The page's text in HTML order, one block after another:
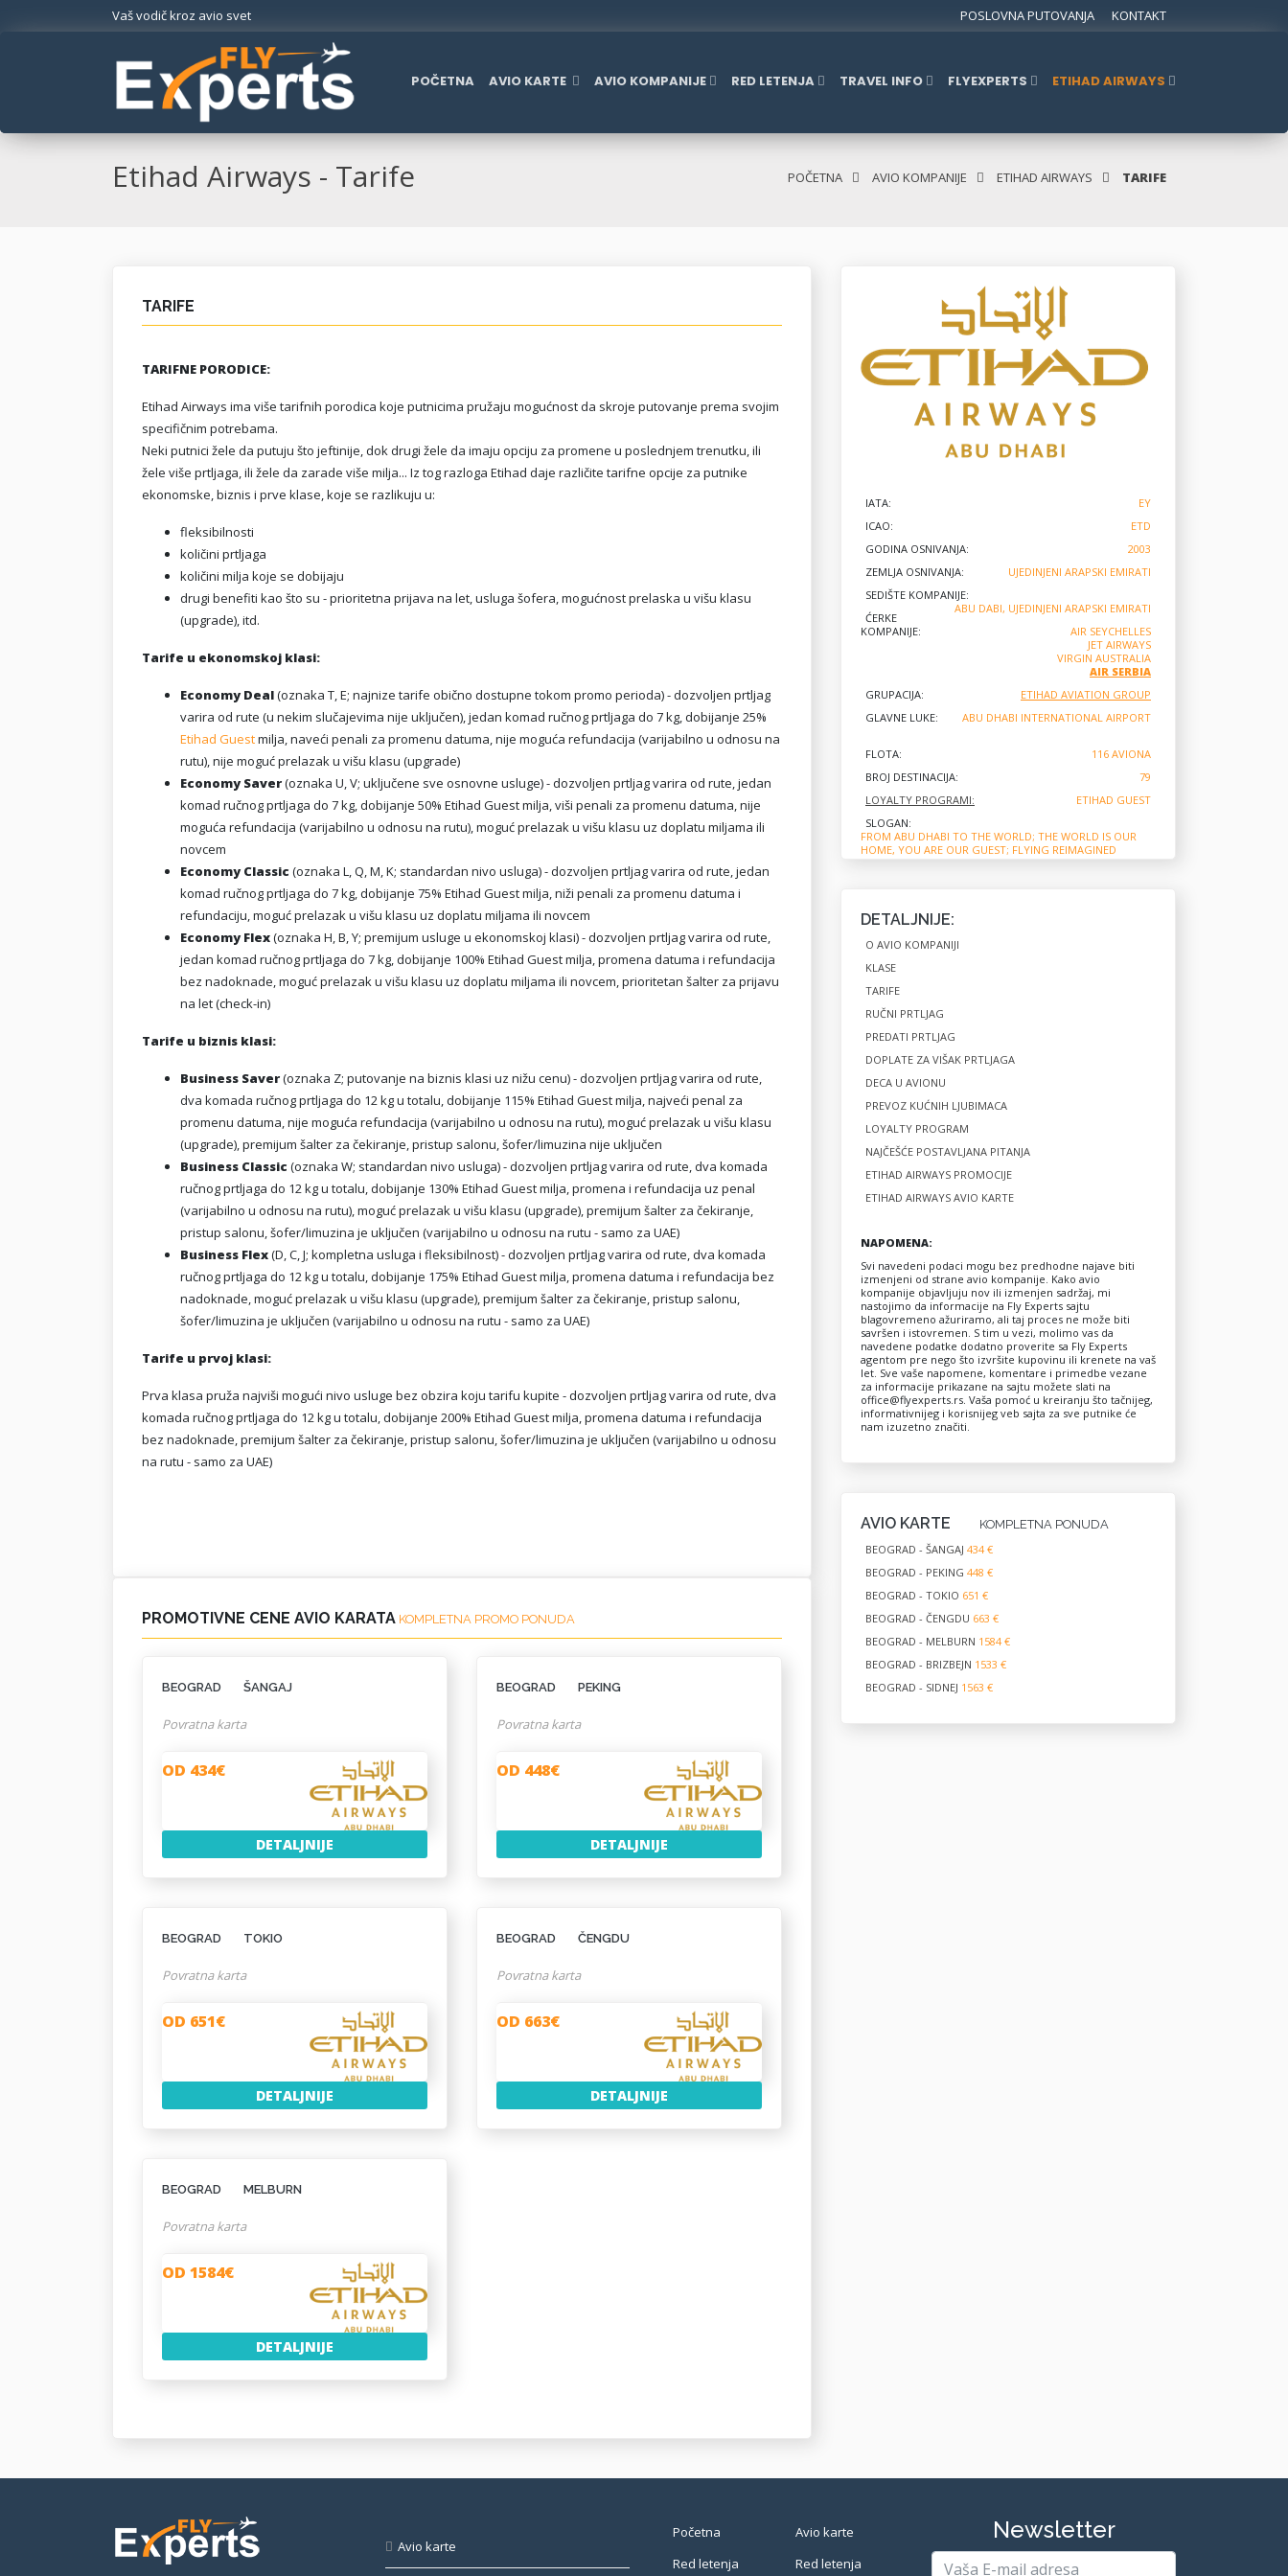
Vaš vodič kroz avio svet POSLOVNA PUTOVANJA KONTAKT
POČETNA AVIO KARTE AVIO KOMPANIJE RED LETENJA TRAVEL INFO FLYEXPERTS ETIHAD AIRWAYS
Etihad Airways - Tarife POČETNA AVIO KOMPANIJE ETIHAD AIRWAYS TARIFE
TARIFE
TARIFNE PORODICE:
Etihad Airways ima više tarifnih porodica koje putnicima pružaju mogućnost da skroje putovanje prema svojim
specifičnim potrebama.
Neki putnici žele da putuju što jeftinije, dok drugi žele da imaju opciju za promene u poslednjem trenutku, ili
žele više prtljaga, ili žele da zarade više milja... Iz tog razloga Etihad daje različite tarifne opcije za putnike
ekonomske, biznis i prve klase, koje se razlikuju u:
fleksibilnosti
količini prtljaga
količini milja koje se dobijaju
drugi benefiti kao što su - prioritetna prijava na let, usluga šofera, mogućnost prelaska u višu klasu
(upgrade), itd.
Tarife u ekonomskoj klasi:
Economy Deal(oznaka T, E; najnize tarife obično dostupne tokom promo perioda) - dozvoljen prtljag
varira od rute (u nekim slučajevima nije uključen), jedan komad ručnog prtljaga do 7 kg, dobijanje 25%
Etihad Guestmilja, naveći penali za promenu datuma, nije moguća refundacija (varijabilno u odnosu na
rutu), nije moguć prelazak u višu klasu (upgrade)
Economy Saver(oznaka U, V; uključene sve osnovne usluge) - dozvoljen prtljag varira od rute, jedan
komad ručnog prtljaga do 7 kg, dobijanje 50% Etihad Guest milja, viši penali za promenu datuma, nije
moguća refundacija (varijabilno u odnosu na rutu), moguć prelazak u višu klasu uz doplatu miljama ili
novcem
Economy Classic (oznaka L, Q, M, K; standardan nivo usluga) - dozvoljen prtljag varira od rute, jedan
komad ručnog prtljaga do 7 kg, dobijanje 75% Etihad Guest milja, niži penali za promenu datuma i
refundaciju, moguć prelazak u višu klasu uz doplatu miljama ili novcem
Economy Flex(oznaka H, B, Y; premijum usluge u ekonomskoj klasi) - dozvoljen prtljag varira od rute,
jedan komad ručnog prtljaga do 7 kg, dobijanje 100% Etihad Guest milja, promena datuma i refundacija
bez nadoknade, moguć prelazak u višu klasu uz doplatu miljama ili novcem, prioritetan šalter za prijavu
na let (check-in)
Tarife u biznis klasi:
Business Saver(oznaka Z; putovanje na biznis klasi uz nižu cenu) - dozvoljen prtljag varira od rute,
dva komada ručnog prtljaga do 12 kg u totalu, dobijanje 115% Etihad Guest milja, najveći penal za
promenu datuma, nije moguća refundacija (varijabilno u odnosu na rutu), moguć prelazak u višu klasu
(upgrade), premijum šalter za čekiranje, pristup salonu, šofer/limuzina nije uključen
Business Classic (oznaka W; standardan nivo usluga) - dozvoljen prtljag varira od rute, dva komada
ručnog prtljaga do 12 kg u totalu, dobijanje 130% Etihad Guest milja, promena i refundacija uz penal
(varijabilno u odnosu na rutu), moguć prelazak u višu klasu (upgrade), premijum šalter za čekiranje,
pristup salonu, šofer/limuzina je uključen (varijabilno u odnosu na rutu - samo za UAE)
Business Flex(D, C, J; kompletna usluga i fleksibilnost) - dozvoljen prtljag varira od rute, dva komada
ručnog prtljaga do 12 kg u totalu, dobijanje 175% Etihad Guest milja, promena datuma i refundacija bez
nadoknade, moguć prelazak u višu klasu (upgrade), premijum šalter za čekiranje, pristup salonu,
šofer/limuzina je uključen (varijabilno u odnosu na rutu - samo za UAE)
Tarife u prvoj klasi:
Prva klasa pruža najviši mogući nivo usluge bez obzira koju tarifu kupite - dozvoljen prtljag varira od rute, dva
komada ručnog prtljaga do 12 kg u totalu, dobijanje 200% Etihad Guest milja, promena datuma i refundacija
bez nadoknade, premijum šalter za čekiranje, pristup salonu, šofer/limuzina je uključen (varijabilno u odnosu
na rutu - samo za UAE)
PROMOTIVNE CENE AVIO KARATA KOMPLETNA PROMO PONUDA
BEOGRAD ŠANGAJ
Povratna karta
OD 434€
DETALJNIJE
BEOGRAD PEKING
Povratna karta
OD 448€
DETALJNIJE
BEOGRAD TOKIO
Povratna karta
OD 651€
DETALJNIJE
BEOGRAD ČENGDU
Povratna karta
OD 663€
DETALJNIJE
BEOGRAD MELBURN
Povratna karta
OD 1584€
DETALJNIJE
IATA:
EY
ICAO:
ETD
GODINA OSNIVANJA:
2003
ZEMLJA OSNIVANJA:
UJEDINJENI ARAPSKI EMIRATI
SEDIŠTE KOMPANIJE:
ABU DABI, UJEDINJENI ARAPSKI EMIRATI
ĆERKE
KOMPANIJE:
AIR SEYCHELLES
JET AIRWAYS
VIRGIN AUSTRALIA
AIR SERBIA
GRUPACIJA:
ETIHAD AVIATION GROUP
GLAVNE LUKE:
ABU DHABI INTERNATIONAL AIRPORT
FLOTA:
116 AVIONA
BROJ DESTINACIJA:
79
LOYALTY PROGRAMI:
ETIHAD GUEST
SLOGAN:
FROM ABU DHABI TO THE WORLD; THE WORLD IS OUR
HOME, YOU ARE OUR GUEST; FLYING REIMAGINED
DETALJNIJE:
O AVIO KOMPANIJI
KLASE
TARIFE
RUČNI PRTLJAG
PREDATI PRTLJAG
DOPLATE ZA VIŠAK PRTLJAGA
DECA U AVIONU
PREVOZ KUĆNIH LJUBIMACA
LOYALTY PROGRAM
NAJČEŠĆE POSTAVLJANA PITANJA
ETIHAD AIRWAYS PROMOCIJE
ETIHAD AIRWAYS AVIO KARTE
NAPOMENA:
Svi navedeni podaci mogu bez predhodne najave biti
izmenjeni od strane avio kompanije. Kako avio
kompanije objavljuju nov ili izmenjen sadržaj, mi
nastojimo da informacije na Fly Experts sajtu
blagovremeno ažuriramo, ali taj proces ne može biti
savršen i istovremen. S tim u vezi, molimo vas da
navedene podatke dodatno proverite sa Fly Experts
agentom pre nego što izvršite kupovinu ili krenete na vaš
let. Sve vaše napomene, komentare i primedbe vezane
za informacije prikazane na sajtu možete slati na
office@flyexperts.rs . Vaša pomoć u kreiranju što tačnijeg,
informativnijeg i korisnijeg veb sajta za sve putnike će
nam izuzetno značiti.
AVIO KARTE
KOMPLETNA PONUDA
BEOGRAD - ŠANGAJ 434 €
BEOGRAD - PEKING 448 €
BEOGRAD - TOKIO 651 €
BEOGRAD - ČENGDU 663 €
BEOGRAD - MELBURN 1584 €
BEOGRAD - BRIZBEJN 1533 €
BEOGRAD - SIDNEJ 1563 €
Avio karte
Početna
Avio karte
Red letenja
Red letenja
Newsletter